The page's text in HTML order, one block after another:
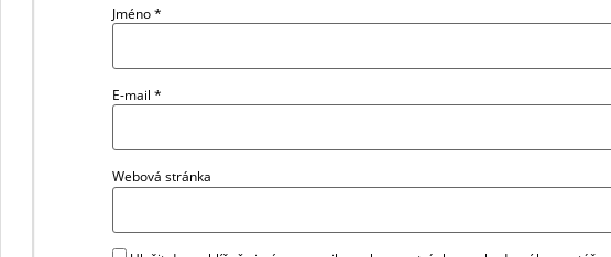
Jméno*
E-mail *
Webová stránka